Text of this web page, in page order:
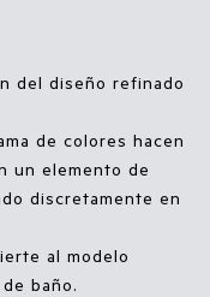
del diseño refinado
de colores hacen
un elemento de
discretamente en
al modelo
baño.